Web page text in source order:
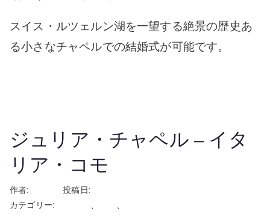
スイス・ルツェルン湖を一望する絶景の歴史あ
る小さなチャペルでの結婚式が可能です。
ジュリア・チャペル – イタ
リア・コモ
作者: rhayashi投稿日:
カテゴリー:
、 、